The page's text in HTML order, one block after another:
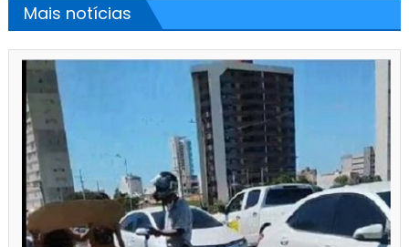
Mais notícias